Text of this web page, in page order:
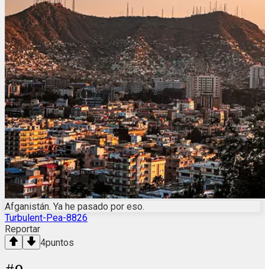
Afganistán. Ya he pasado por eso.
Turbulent-Pea-8826
Reportar
4puntos